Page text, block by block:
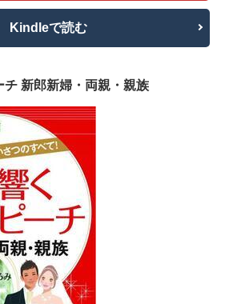
Kindleで読む
チ 新郎新婦・両親・親族